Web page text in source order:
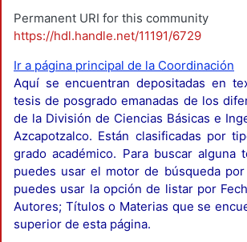
Permanent URI for this community
https://hdl.handle.net/11191/6729
Ir a página principal de la Coordinación
Aquí se encuentran depositadas en
tesis de posgrado emanadas de los
de la División de Ciencias Básicas e
Azcapotzalco. Están clasificadas por
grado académico. Para buscar alguna
puedes usar el motor de búsqueda
puedes usar la opción de listar por
Autores; Títulos o Materias que se
superior de esta página.